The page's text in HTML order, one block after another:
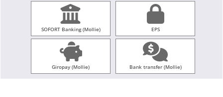
SOFORT Banking (Mollie) EPS
Giropay (Mollie) Bank transfer (Mollie)